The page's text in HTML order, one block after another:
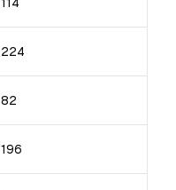
224
82
196